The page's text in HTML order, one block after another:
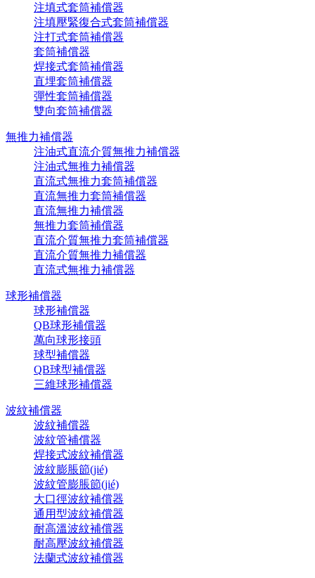
注填式套筒補償器
注填壓緊復合式套筒補償器
注打式套筒補償器
套筒補償器
焊接式套筒補償器
直埋套筒補償器
彈性套筒補償器
雙向套筒補償器
無推力補償器
注油式直流介質無推力補償器
注油式無推力補償器
直流式無推力套筒補償器
直流無推力套筒補償器
直流無推力補償器
無推力套筒補償器
直流介質無推力套筒補償器
直流介質無推力補償器
直流式無推力補償器
球形補償器
球形補償器
QB球形補償器
萬向球形接頭
球型補償器
QB球型補償器
三維球形補償器
波紋補償器
波紋補償器
波紋管補償器
焊接式波紋補償器
波紋膨脹節(jié)
波紋管膨脹節(jié)
大口徑波紋補償器
通用型波紋補償器
耐高溫波紋補償器
耐高壓波紋補償器
法蘭式波紋補償器